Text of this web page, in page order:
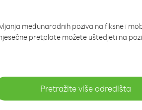
međunarodnih poziva na fiksne i
pretplate možete uštedjeti na
Pretražite više odredišta